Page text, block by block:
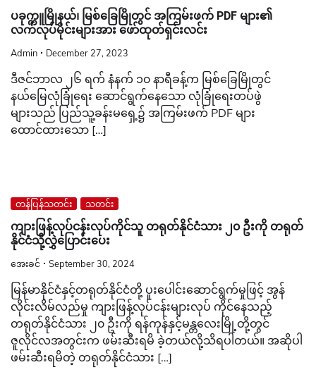
ပခုက္ကူမြိုနယ်၊ မြစ်ခြေမြိုတွင် အကြမ်းဖက် PDF များ၏
လက်လုပ်မိုင်းများအား ဖော်ထုတ်ရှင်းလင်း
Admin December 27, 2023
ဒီဇင်ဘာလ ၂၆ ရက် နံနက် ၁၀ နာရီခန့်က မြစ်ခြေမြိုတွင်
နယ်မြေလုံခြုံရေး ဆောင်ရွက်နေသော လုံခြုံရေးတပ်ဖွဲ
များသည် ပြည်သူ့ခန်းမရှေ့၌ အကြမ်းဖက် PDF များ
ထောင်ထားသော […]
တန်ပြန်သတင်း သတင်း
ကျားဖြန့်လုပ်ငန်းလုပ်ကိုင်သူ တရုတ်နိုင်ငံသား ၂၀ ဦးကို တရုတ်
နိုင်ငံသို့လွှဲပြောင်းပေး
အေးခင် September 30, 2024
မြန်မာနိုင်ငံနှင့်တရုတ်နိုင်ငံတို့ ပူးပေါင်းဆောင်ရွက်မှုဖြင့် အွန်
လိုင်းလိမ်လည်မှု ကျားဖြန့်လုပ်ငန်းများလုပ် ကိုင်နေသည့်
တရုတ်နိုင်ငံသား ၂၀ ဦးကို ရန်ကုန်နှင့်မန္တလေးမြို့တို့တွင်
ဇူလိုင်လအတွင်းက ဖမ်းဆီးရမိ ခဲ့တယ်လို့သိရပါတယ်။ အဆိုပါ
ဖမ်းဆီးရမိတဲ့ တရုတ်နိုင်ငံသား […]